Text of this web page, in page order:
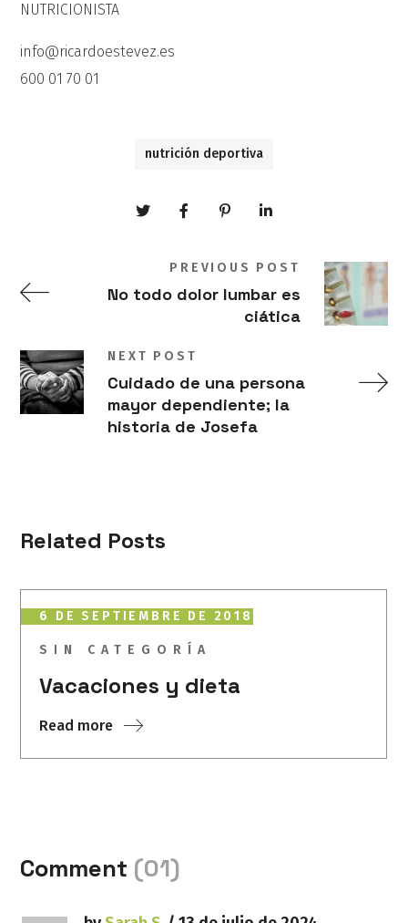
NUTRICIONISTA
info@ricardoestevez.es
600 01 70 01
nutrición deportiva
PREVIOUS POST
No todo dolor lumbar es
ciática
NEXT POST
Cuidado de una persona
mayor dependiente; la
historia de Josefa
Related Posts
6 DE SEPTIEMBRE DE 2018
SIN CATEGORÍA
Vacaciones y dieta
Read more
Comment (01)